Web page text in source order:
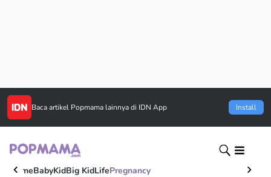
Baca artikel Popmama lainnya di IDN App Install
HomeBabyKidBig KidLifePregnancy